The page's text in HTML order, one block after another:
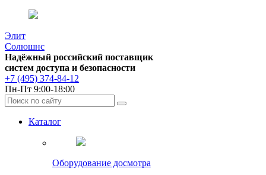
Элит
Солюшнс
Надёжный российский поставщик
систем доступа и безопасности
+7 (495) 374-84-12
Пн-Пт 9:00-18:00
Каталог
Оборудование досмотра